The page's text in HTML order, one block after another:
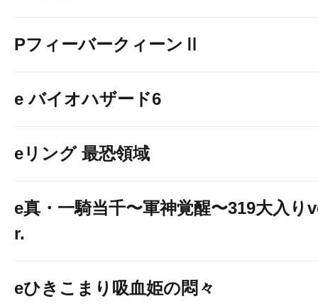
PフィーバークィーンⅡ
e バイオハザード6
eリング 最恐領域
e真・一騎当千〜軍神覚醒〜319大入り
r.
eひきこまり吸血姫の悶々